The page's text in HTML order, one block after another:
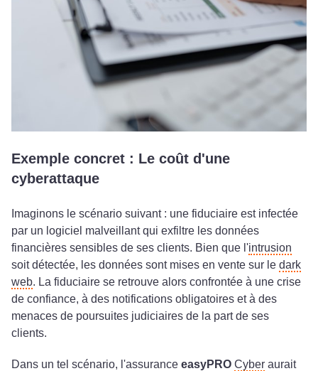
Exemple concret : Le coût d'une
cyberattaque
Imaginons le scénario suivant : une fiduciaire est infectée
par un logiciel malveillant qui exfiltre les données
financières sensibles de ses clients. Bien que l'intrusion
soit détectée, les données sont mises en vente sur le dark
web. La fiduciaire se retrouve alors confrontée à une crise
de confiance, à des notifications obligatoires et à des
menaces de poursuites judiciaires de la part de ses
clients.
Dans un tel scénario, l'assurance easyPRO Cyber aurait